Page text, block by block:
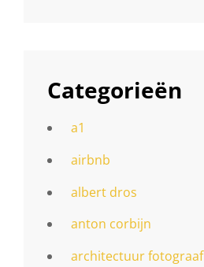
Categorieën
a1
airbnb
albert dros
anton corbijn
architectuur fotograaf